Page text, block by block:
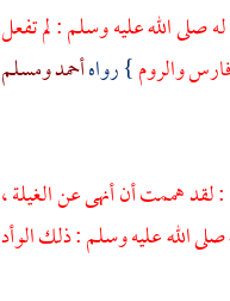
صلى الله عليه وسلم : لم تفعل
فارسوالروم} رواهأحمدومسلم
هممت أن أنهى عن الغيلة ،
الله عليه وسلم : ذلك الوأد